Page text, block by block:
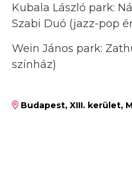
Kubala László park:
Szabi Duó (jazz-pop
Wein János park:
színház)
Budapest, XIII. kerület,